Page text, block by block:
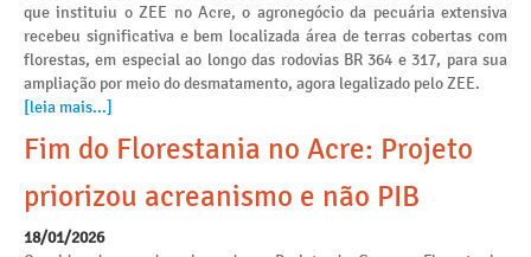
que instituiu o ZEE no Acre, o agronegócio da pecuária extensiva
recebeu significativa e bem localizada área de terras cobertas com
florestas, em especial ao longo das rodovias BR 364 e 317, para sua
ampliação por meio do desmatamento, agora legalizado pelo ZEE.
[leia mais...]
Fim do Florestania no Acre: Projeto
priorizou acreanismo e não PIB
18/01/2026